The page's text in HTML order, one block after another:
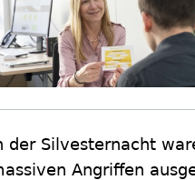
der Silvesternacht
Angriffen